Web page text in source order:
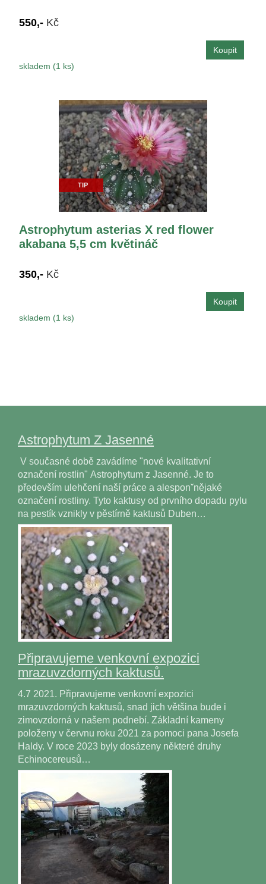
550,- Kč
skladem (1 ks)
TIP
Astrophytum asterias X red flower
akabana 5,5 cm květináč
350,- Kč
skladem (1 ks)
Astrophytum Z Jasenné
V současné době zavádíme "nové kvalitativní
označení rostlin" Astrophytum z Jasenné. Je to
především ulehčení naší práce a alesponˇnějaké
označení rostliny. Tyto kaktusy od prvního dopadu pylu
na pestík vznikly v pěstírně kaktusů Duben…
Připravujeme venkovní expozici
mrazuvzdorných kaktusů.
4.7 2021. Připravujeme venkovní expozici
mrazuvzdorných kaktusů, snad jich většina bude i
zimovzdorná v našem podnebí. Základní kameny
položeny v červnu roku 2021 za pomoci pana Josefa
Haldy. V roce 2023 byly dosázeny některé druhy
Echinocereusů…